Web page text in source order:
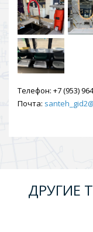
Телефон: +7 (953)
Почта:
ДРУГИЕ